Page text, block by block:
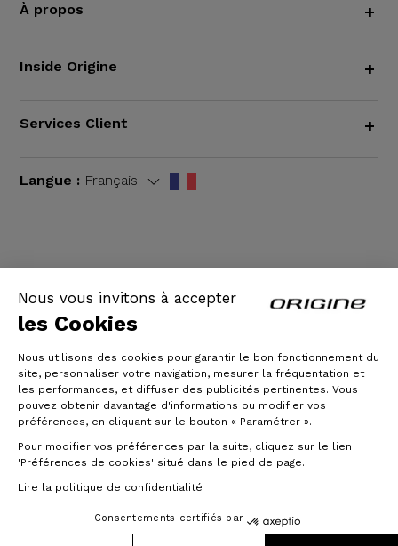
Nous vous invitons à accepter
les Cookies
Nous utilisons des cookies pour garantir le bon fonctionnement du
site, personnaliser votre navigation, mesurer la fréquentation et
les performances, et diffuser des publicités pertinentes. Vous
pouvez obtenir davantage d'informations ou modifier vos
préférences, en cliquant sur le bouton « Paramétrer ».
Pour modifier vos préférences par la suite, cliquez sur le lien
'Préférences de cookies' situé dans le pied de page.
Lire la politique de confidentialité
Consentements certifiés par
À propos +
Inside Origine +
Services Client +
Langue : Français
© Origine Cycles